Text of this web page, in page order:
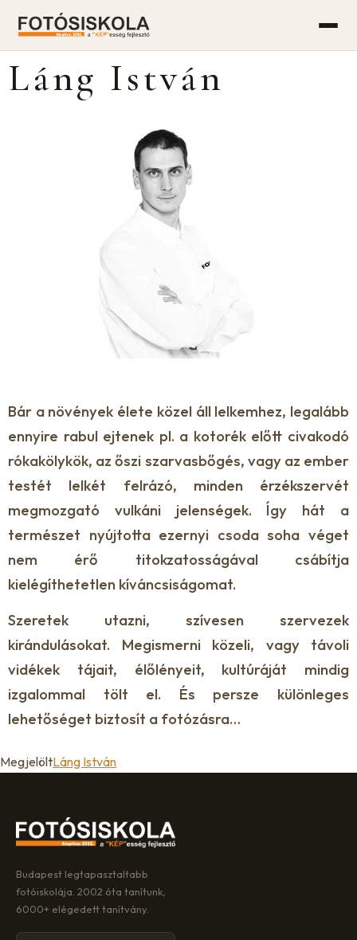
Láng István
Bár a növények élete közel áll lelkemhez, legalább
ennyire rabul ejtenek pl. a kotorék előtt civakodó
rókakölykök, az őszi szarvasbőgés, vagy az ember
testét lelkét felrázó, minden érzékszervét
megmozgató vulkáni jelenségek. Így hát a
természet nyújtotta ezernyi csoda soha véget
nem érő titokzatosságával csábítja
kielégíthetetlen kíváncsiságomat.
Szeretek utazni, szívesen szervezek
kirándulásokat. Megismerni közeli, vagy távoli
vidékek tájait, élőlényeit, kultúráját mindig
izgalommal tölt el. És persze különleges
lehetőséget biztosít a fotózásra…
MegjelöltLáng István
Budapest legtapasztaltabb
fotóiskolája. 2002 óta tanítunk,
6000+ elégedett tanítvány.